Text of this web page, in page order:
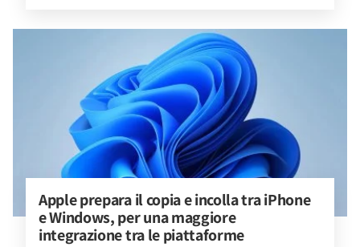
Apple prepara il copia e incolla tra iPhone
e Windows, per una maggiore
integrazione tra le piattaforme